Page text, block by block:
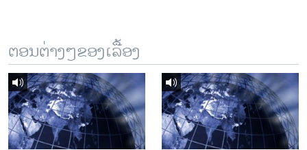
ຕອນຕ່າງໆຂອງເລື້ອງ